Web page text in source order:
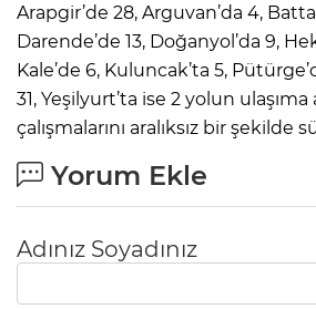
Arapgir’de 28, Arguvan’da 4,
Darende’de 13, Doğanyol’da 9,
Kale’de 6, Kuluncak’ta 5,
31, Yeşilyurt’ta ise 2 yolun ulaşıma
çalışmalarını aralıksız bir şekilde
Yorum Ekle
Adınız Soyadınız